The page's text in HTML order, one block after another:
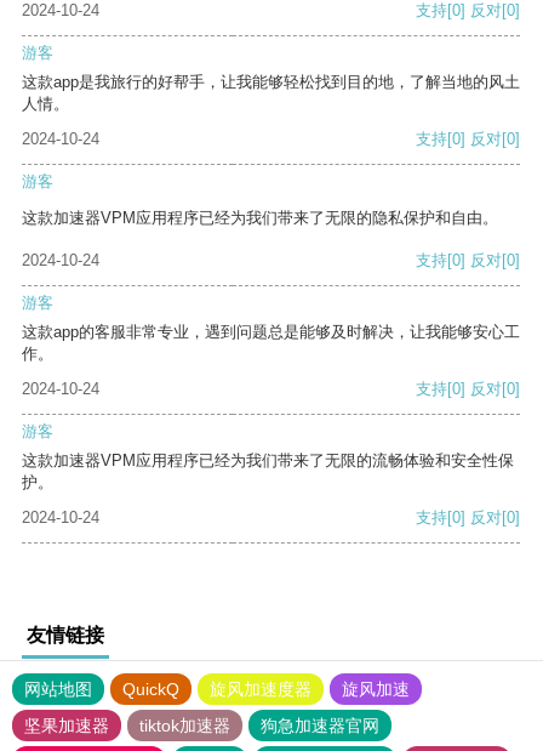
2024-10-24
支持[0] 反对[0]
游客
这款app是我旅行的好帮手，让我能够轻松找到目的地，了解当地的风土
人情。
2024-10-24
支持[0] 反对[0]
游客
这款加速器VPM应用程序已经为我们带来了无限的隐私保护和自由。
2024-10-24 支持[0] 反对[0]
游客
这款app的客服非常专业，遇到问题总是能够及时解决，让我能够安心工
作。
2024-10-24
支持[0] 反对[0]
游客
这款加速器VPM应用程序已经为我们带来了无限的流畅体验和安全性保
护。
2024-10-24
支持[0] 反对[0]
友情链接
网站地图 QuickQ 旋风加速度器
旋风加速
坚果加速器
tiktok加速器
狗急加速器官网